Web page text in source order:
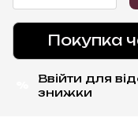
Покупка
Ввійти для
знижки